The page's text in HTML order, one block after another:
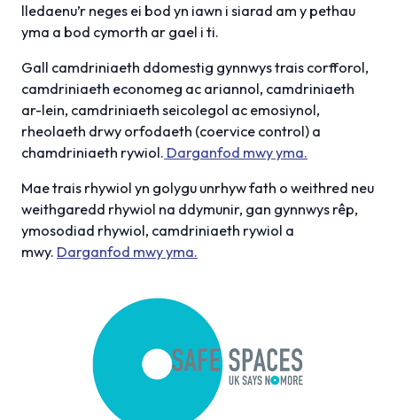
lledaenu’r neges ei bod yn iawn i siarad am y pethau
yma a bod cymorth ar gael i ti.
Gall camdriniaeth ddomestig gynnwys trais corfforol,
camdriniaeth economeg ac ariannol, camdriniaeth
ar-lein, camdriniaeth seicolegol ac emosiynol,
rheolaeth drwy orfodaeth (coervice control) a
chamdriniaeth rywiol. Darganfod mwy yma.
Mae trais rhywiol yn golygu unrhyw fath o weithred neu
weithgaredd rhywiol na ddymunir, gan gynnwys rêp,
ymosodiad rhywiol, camdriniaeth rywiol a
mwy. Darganfod mwy yma.